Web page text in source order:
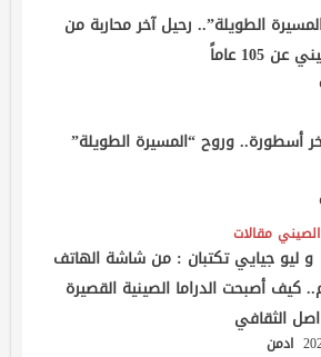
الطويلة”.. رحيل آخر محاربة من
105 عاماً
أسطورة.. وروح “المسيرة الطويلة”
مقالات
و ليو جيايي تكتبان : من شاشة الهاتف
كيف أصبحت الدراما الصينية القصيرة
الثقافي
ادمن